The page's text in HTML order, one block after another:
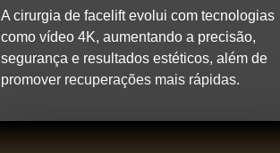
A cirurgia de facelift evolui com tecnologias
como vídeo 4K, aumentando a precisão,
segurança e resultados estéticos, além de
promover recuperações mais rápidas.